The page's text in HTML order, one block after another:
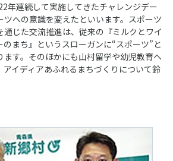
年連続して実施してきたチャレンジデー
ツへの意識を変えたといいます。スポーツ
じた交流推進は、従来の『ミルクとワイ
まち』というスローガンに“スポーツ”と
ます。そのほかにも山村留学や幼児教育へ
イディアあふれるまちづくりについて鈴